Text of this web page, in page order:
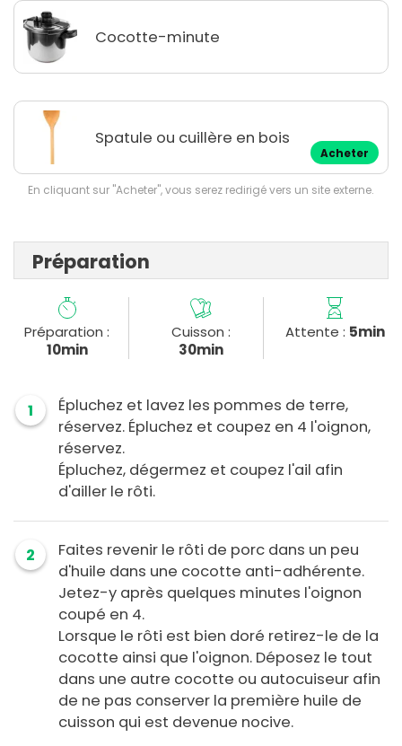
Cocotte-minute
Spatule ou cuillère en bois
Acheter
En cliquant sur "Acheter", vous serez redirigé vers un site externe.
Préparation
Préparation :
10min
Cuisson :
30min
Attente : 5min
1
Épluchez et lavez les pommes de terre,
réservez. Épluchez et coupez en 4 l'oignon,
réservez.
Épluchez, dégermez et coupez l'ail afin
d'ailler le rôti.
2
Faites revenir le rôti de porc dans un peu
d'huile dans une cocotte anti-adhérente.
Jetez-y après quelques minutes l'oignon
coupé en 4.
Lorsque le rôti est bien doré retirez-le de la
cocotte ainsi que l'oignon. Déposez le tout
dans une autre cocotte ou autocuiseur afin
de ne pas conserver la première huile de
cuisson qui est devenue nocive.